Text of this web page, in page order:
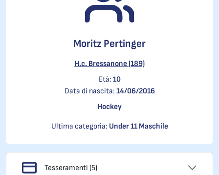
Moritz Pertinger
H.c. Bressanone (189)
Età: 10
Data di nascita: 14/06/2016
Hockey
Ultima categoria: Under 11 Maschile
Tesseramenti (5)